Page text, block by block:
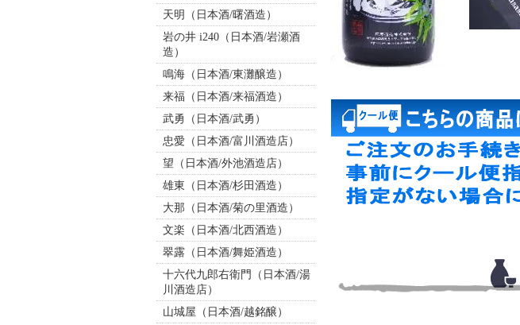
天明（日本酒/曙酒造）
岩の井 i240（日本酒/岩瀬酒
造）
鳴海（日本酒/東灘醸造）
来福（日本酒/来福酒造）
武勇（日本酒/武勇）
忠愛（日本酒/富川酒造店）
望（日本酒/外池酒造店）
雄東（日本酒/杉田酒造）
大那（日本酒/菊の里酒造）
文楽（日本酒/北西酒造）
翠露（日本酒/舞姫酒造）
十六代九郎右衛門（日本酒/湯
川酒造店）
山城屋（日本酒/越銘醸）